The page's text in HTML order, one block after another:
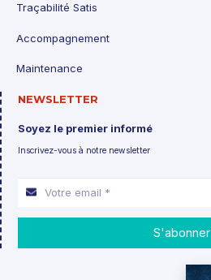
Traçabilité Satis
Accompagnement
Maintenance
NEWSLETTER
Soyez le premier informé
Inscrivez-vous à notre newsletter
S'abonner